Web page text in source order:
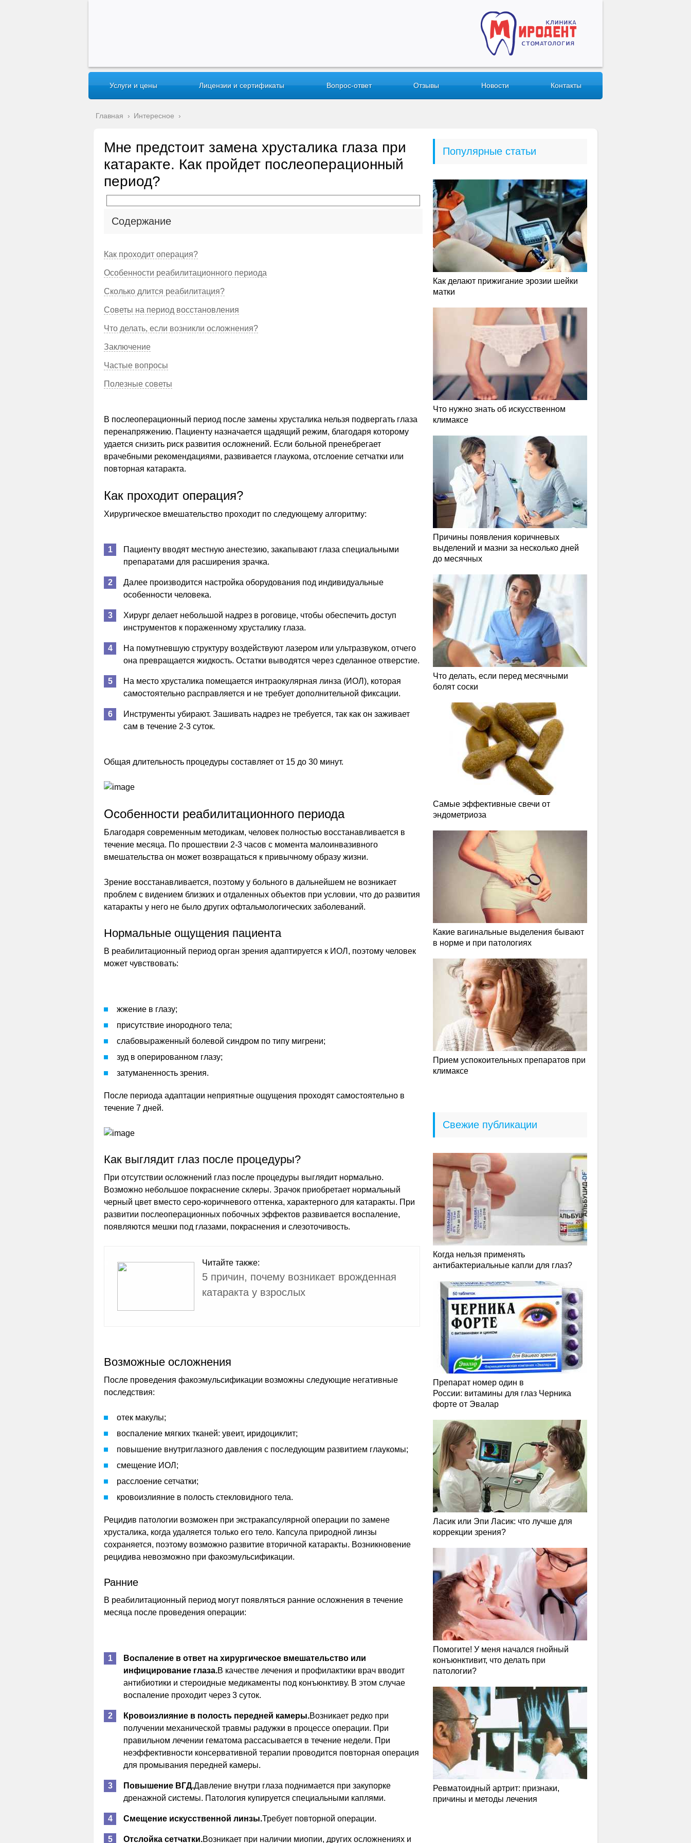
Услуги и цены Лицензии и сертификаты Вопрос-ответ Отзывы Новости Контакты
Главная › Интересное ›
Мне предстоит замена хрусталика глаза при
катаракте. Как пройдет послеоперационный
период?
Содержание
Как проходит операция?
Особенности реабилитационного периода
Сколько длится реабилитация?
Советы на период восстановления
Что делать, если возникли осложнения?
Заключение
Частые вопросы
Полезные советы
В послеоперационный период после замены хрусталика нельзя подвергать глаза
перенапряжению. Пациенту назначается щадящий режим, благодаря которому
удается снизить риск развития осложнений. Если больной пренебрегает
врачебными рекомендациями, развивается глаукома, отслоение сетчатки или
повторная катаракта.
Как проходит операция?
Хирургическое вмешательство проходит по следующему алгоритму:
Пациенту вводят местную анестезию, закапывают глаза специальными
препаратами для расширения зрачка.
Далее производится настройка оборудования под индивидуальные
особенности человека.
Хирург делает небольшой надрез в роговице, чтобы обеспечить доступ
инструментов к пораженному хрусталику глаза.
На помутневшую структуру воздействуют лазером или ультразвуком, отчего
она превращается жидкость. Остатки выводятся через сделанное отверстие.
На место хрусталика помещается интраокулярная линза (ИОЛ), которая
самостоятельно расправляется и не требует дополнительной фиксации.
Инструменты убирают. Зашивать надрез не требуется, так как он заживает
сам в течение 2-3 суток.
Общая длительность процедуры составляет от 15 до 30 минут.
Особенности реабилитационного периода
Благодаря современным методикам, человек полностью восстанавливается в
течение месяца. По прошествии 2-3 часов с момента малоинвазивного
вмешательства он может возвращаться к привычному образу жизни.
Зрение восстанавливается, поэтому у больного в дальнейшем не возникает
проблем с видением близких и отдаленных объектов при условии, что до развития
катаракты у него не было других офтальмологических заболеваний.
Нормальные ощущения пациента
В реабилитационный период орган зрения адаптируется к ИОЛ, поэтому человек
может чувствовать:
жжение в глазу;
присутствие инородного тела;
слабовыраженный болевой синдром по типу мигрени;
зуд в оперированном глазу;
затуманенность зрения.
После периода адаптации неприятные ощущения проходят самостоятельно в
течение 7 дней.
Как выглядит глаз после процедуры?
При отсутствии осложнений глаз после процедуры выглядит нормально.
Возможно небольшое покраснение склеры. Зрачок приобретает нормальный
черный цвет вместо серо-коричневого оттенка, характерного для катаракты. При
развитии послеоперационных побочных эффектов развивается воспаление,
появляются мешки под глазами, покраснения и слезоточивость.
Читайте также:
5 причин, почему возникает врожденная
катаракта у взрослых
Возможные осложнения
После проведения факоэмульсификации возможны следующие негативные
последствия:
отек макулы;
воспаление мягких тканей: увеит, иридоциклит;
повышение внутриглазного давления с последующим развитием глаукомы;
смещение ИОЛ;
расслоение сетчатки;
кровоизлияние в полость стекловидного тела.
Рецидив патологии возможен при экстракапсулярной операции по замене
хрусталика, когда удаляется только его тело. Капсула природной линзы
сохраняется, поэтому возможно развитие вторичной катаракты. Возникновение
рецидива невозможно при факоэмульсификации.
Ранние
В реабилитационный период могут появляться ранние осложнения в течение
месяца после проведения операции:
Воспаление в ответ на хирургическое вмешательство или
инфицирование глаза.В качестве лечения и профилактики врач вводит
антибиотики и стероидные медикаменты под конъюнктиву. В этом случае
воспаление проходит через 3 суток.
Кровоизлияние в полость передней камеры.Возникает редко при
получении механической травмы радужки в процессе операции. При
правильном лечении гематома рассасывается в течение недели. При
неэффективности консервативной терапии проводится повторная операция
для промывания передней камеры.
Повышение ВГД.Давление внутри глаза поднимается при закупорке
дренажной системы. Патология купируется специальными каплями.
Смещение искусственной линзы.Требует повторной операции.
Отслойка сетчатки.Возникает при наличии миопии, других осложнениях и
Популярные статьи
Как делают прижигание эрозии шейки
матки
Что нужно знать об искусственном
климаксе
Причины появления коричневых
выделений и мазни за несколько дней
до месячных
Что делать, если перед месячными
болят соски
Самые эффективные свечи от
эндометриоза
Какие вагинальные выделения бывают
в норме и при патологиях
Прием успокоительных препаратов при
климаксе
Свежие публикации
Когда нельзя применять
антибактериальные капли для глаз?
Препарат номер один в
России: витамины для глаз Черника
форте от Эвалар
Ласик или Эпи Ласик: что лучше для
коррекции зрения?
Помогите! У меня начался гнойный
конъюнктивит, что делать при
патологии?
Ревматоидный артрит: признаки,
причины и методы лечения